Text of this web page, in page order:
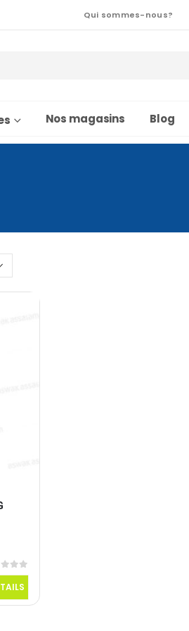
Qui sommes-nous?
Nos magasins Blog
5